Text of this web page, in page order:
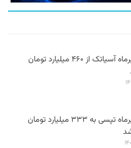
درآمد تیرماه آسیاتک از ۴۶۰ میلیارد تومان
درآمد تیرماه تپسی به ۳۳۳ میلیارد تومان